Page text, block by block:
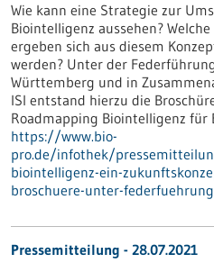
Wie kann eine Strategie zur
Biointelligenz aussehen?
ergeben sich aus diesem
werden? Unter der
Württemberg und in
ISI entstand hierzu die
Roadmapping Biointelligenz für
https://www.bio-
pro.de/infothek/
biointelligenz-ein-
broschuere-unter-
Pressemitteilung - 28.07.2021